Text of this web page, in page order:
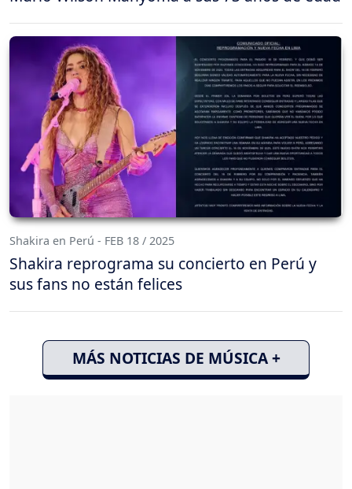
Shakira en Perú - FEB 18 / 2025
Shakira reprograma su concierto en Perú y
sus fans no están felices
MÁS NOTICIAS DE MÚSICA +